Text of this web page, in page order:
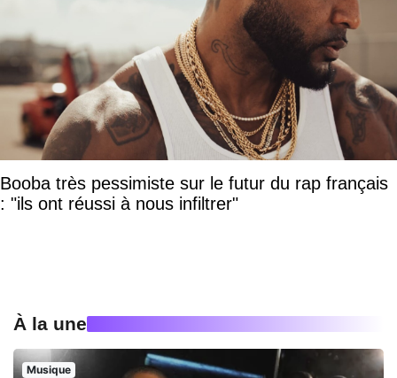
Booba très pessimiste sur le futur du rap français
: "ils ont réussi à nous infiltrer"
À la une
Musique